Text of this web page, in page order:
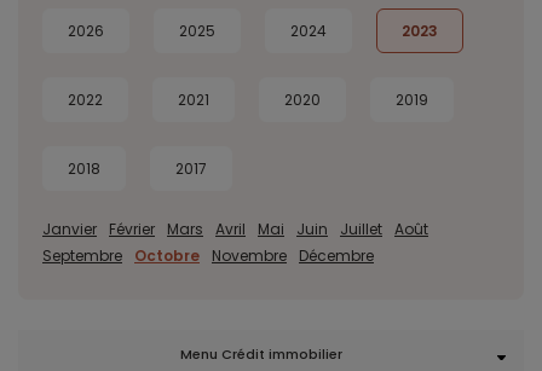
2026 2025 2024 2023
2022 2021 2020 2019
2018 2017
Janvier Février Mars Avril Mai Juin Juillet Août
Septembre
Octobre Novembre Décembre
Menu Crédit immobilier